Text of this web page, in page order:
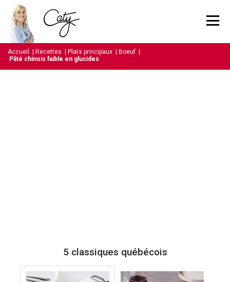
Accueil Recettes Plats principaux Boeuf
Pâté chinois faible en glucides
5 classiques québécois